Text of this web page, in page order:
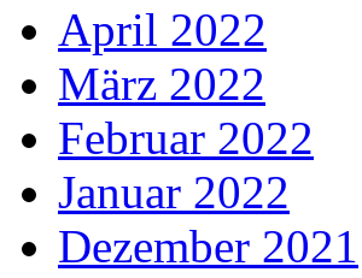
April 2022
März 2022
Februar 2022
Januar 2022
Dezember 2021